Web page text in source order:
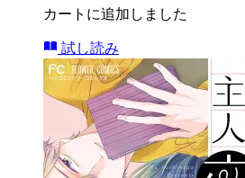
カートに追加しました
試し読み